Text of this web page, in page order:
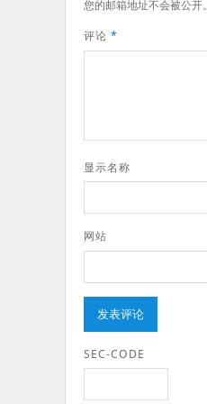
您的邮箱地址不会被公开。
评论 *
显示名称
网站
SEC-CODE